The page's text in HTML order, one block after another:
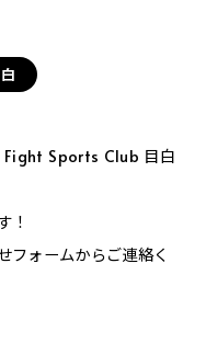
Fight Sports Club 目白
！
フォームからご連絡く